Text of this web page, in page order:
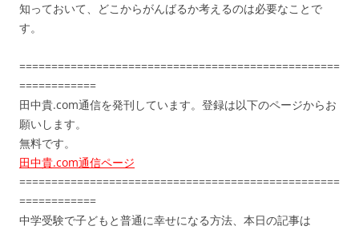
知っておいて、どこからがんばるか考えるのは必要なことで
す。
==================================================
============
田中貴.com通信を発刊しています。登録は以下のページからお
願いします。
無料です。
田中貴.com通信ページ
==================================================
============
中学受験で子どもと普通に幸せになる方法、本日の記事は